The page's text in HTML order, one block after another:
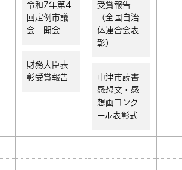
令和7年第4
回定例市議
会 開会
財務大臣表
彰受賞報告
受賞報告
（全国自治
体連合会表
彰）
中津市読書
感想文・感
想画コンク
ール表彰式